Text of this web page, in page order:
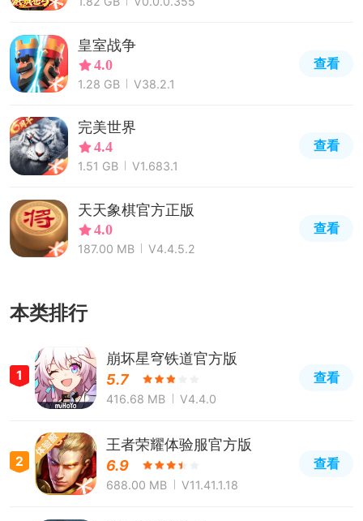
皇室战争
4.0
1.28 GB V38.2.1
查看
完美世界
4.4
1.51 GB V1.683.1
查看
天天象棋官方正版
4.0
187.00 MB V4.4.5.2
查看
本类排行
1
崩坏星穹铁道官方版
5.7
416.68 MB V4.4.0
查看
2
王者荣耀体验服官方版
6.9
688.00 MB V11.41.1.18
查看